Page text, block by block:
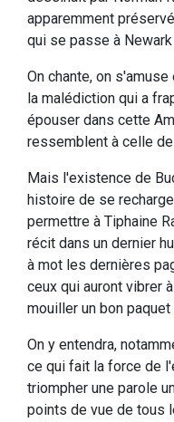
apparemment
qui se passe à Newark
On chante, on
la malédiction qui a
épouser dans cette
ressemblent à celle de
Mais l'existence de
histoire de se
permettre à Tiphaine
récit dans un dernier
à mot les dernières
ceux qui auront vibrer
mouiller un bon
On y entendra,
ce qui fait la force de
triompher une parole
points de vue de tous